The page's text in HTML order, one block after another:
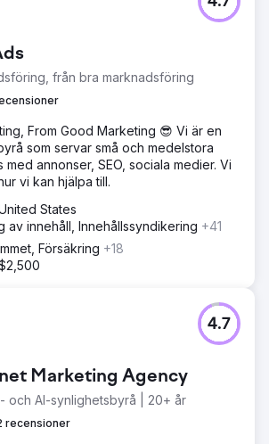
mötte hård konkurrens inom
och kämpade för att sticka ut för sina
mark med toppbranschrivaler och
Amazon och Walmart.
inklusive omdesignad hemsida,
strategiska bakåtlänkar, infografik,
strukturer. Effektiviserad
PPC-kampanjer optimerades
strategi förde företaget till #1 i
för nyckelsöktermer och
månadsintäkterna med 30 000
Gå till byråsida
från bra marknadsföring
From Good Marketing 😎 Vi är en
som servar små och medelstora
annonser, SEO, sociala medier. Vi
vi kan hjälpa till.
States
av innehåll, Innehållssyndikering +41
Försäkring +18
Marketing Agency
och AI-synlighetsbyrå | 20+ år
recensioner
4.7